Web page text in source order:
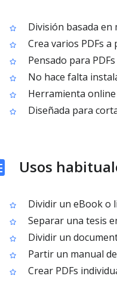
División basada en
Crea varios PDFs
Pensado para
No hace falta
Herramienta
Diseñada para
Usos
Dividir un eBook o
Separar una tesis
Dividir un
Partir un manual
Crear PDFs